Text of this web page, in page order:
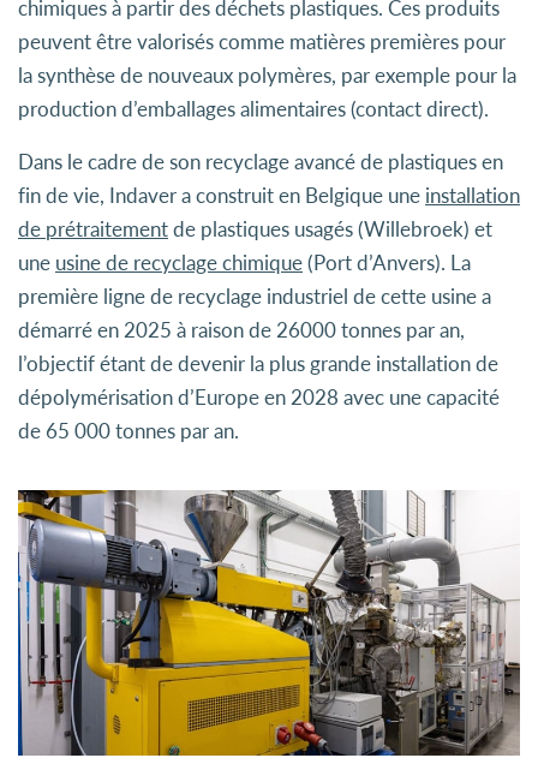
chimiques à partir des déchets plastiques. Ces produits
peuvent être valorisés comme matières premières pour
la synthèse de nouveaux polymères, par exemple pour la
production d’emballages alimentaires (contact direct).
Dans le cadre de son recyclage avancé de plastiques en
fin de vie, Indaver a construit en Belgique une installation
de prétraitementde plastiques usagés (Willebroek) et
une usine de recyclage chimique(Port d’Anvers). La
première ligne de recyclage industriel de cette usine a
démarré en 2025 à raison de 26000 tonnes par an,
l’objectif étant de devenir la plus grande installation de
dépolymérisation d’Europe en 2028 avec une capacité
de 65 000 tonnes par an.